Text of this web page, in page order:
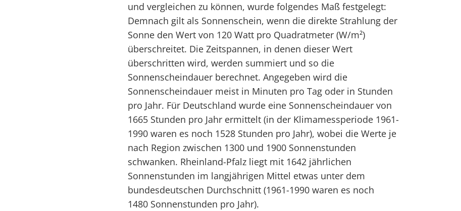
und vergleichen zu können, wurde folgendes Maß festgelegt:
Demnach gilt als Sonnenschein, wenn die direkte Strahlung der
Sonne den Wert von 120 Watt pro Quadratmeter (W/m²)
überschreitet. Die Zeitspannen, in denen dieser Wert
überschritten wird, werden summiert und so die
Sonnenscheindauer berechnet. Angegeben wird die
Sonnenscheindauer meist in Minuten pro Tag oder in Stunden
pro Jahr. Für Deutschland wurde eine Sonnenscheindauer von
1665 Stunden pro Jahr ermittelt (in der Klimamessperiode 1961-
1990 waren es noch 1528 Stunden pro Jahr), wobei die Werte je
nach Region zwischen 1300 und 1900 Sonnenstunden
schwanken. Rheinland-Pfalz liegt mit 1642 jährlichen
Sonnenstunden im langjährigen Mittel etwas unter dem
bundesdeutschen Durchschnitt (1961-1990 waren es noch
1480 Sonnenstunden pro Jahr).